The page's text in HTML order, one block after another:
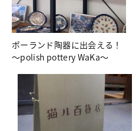
ポーランド陶器に出会える！
～polish pottery WaKa～